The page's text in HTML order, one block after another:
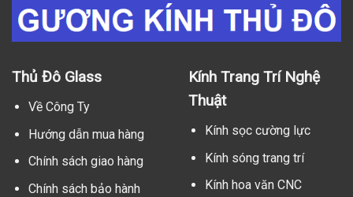
Thủ Đô Glass
Về Công Ty
Hướng dẫn mua hàng
Chính sách giao hàng
Chính sách bảo hành
Kính Trang Trí Nghệ
Thuật
Kính sọc cường lực
Kính sóng trang trí
Kính hoa văn CNC